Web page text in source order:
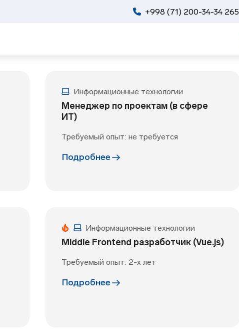
+998 (71) 200-34-34 265
Информационные технологии
Менеджер по проектам (в сфере
ИТ)
Требуемый опыт: не требуется
Подробнее
Информационные технологии
Middle Frontend разработчик (Vue.js)
Требуемый опыт: 2-х лет
Подробнее